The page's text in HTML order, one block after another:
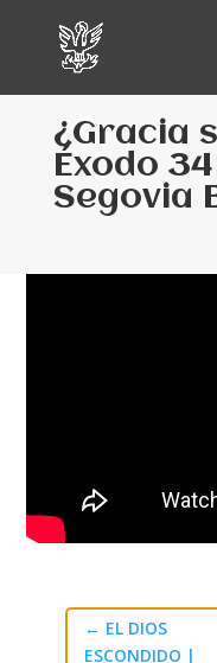
¿Gracia
Éxodo
Segovia
← EL DIOS
ESCONDIDO |